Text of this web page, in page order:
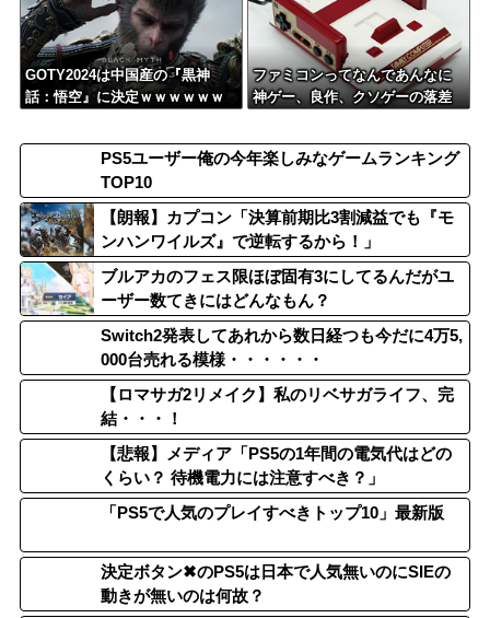
GOTY2024は中国産の『黒神
話：悟空』に決定ｗｗｗｗｗｗ
ファミコンってなんであんなに
神ゲー、良作、クソゲーの落差
PS5ユーザー俺の今年楽しみなゲームランキング
TOP10
【朗報】カプコン「決算前期比3割減益でも『モ
ンハンワイルズ』で逆転するから！」
ブルアカのフェス限ほぼ固有3にしてるんだがユ
ーザー数てきにはどんなもん？
Switch2発表してあれから数日経つも今だに4万5,
000台売れる模様・・・・・・
【ロマサガ2リメイク】私のリベサガライフ、完
結・・・！
【悲報】メディア「PS5の1年間の電気代はどの
くらい？ 待機電力には注意すべき？」
「PS5で人気のプレイすべきトップ10」最新版
決定ボタン✖のPS5は日本で人気無いのにSIEの
動きが無いのは何故？